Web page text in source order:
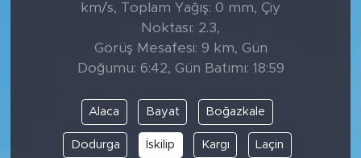
km/s, Toplam Yağış: 0 mm, Çiy
Noktası: 2.3,
Görüş Mesafesi: 9 km, Gün
Doğumu: 6:42, Gün Batımı: 18:59
Alaca Bayat Boğazkale
Dodurga İskilip Kargı Laçin